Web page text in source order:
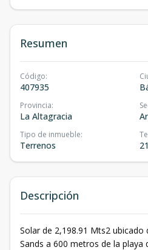
Resumen
Código:
407935
Provincia:
La Altagracia
Tipo de inmueble:
Terrenos
Descripción
Solar de 2,198.91 Mts2
Sands a 600 metros de la playa